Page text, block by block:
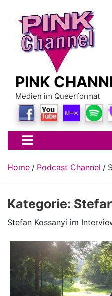
content
PINK
Medien im Queerformat
Home Podcast Channel
Kategorie:
Stefan Kossanyi im